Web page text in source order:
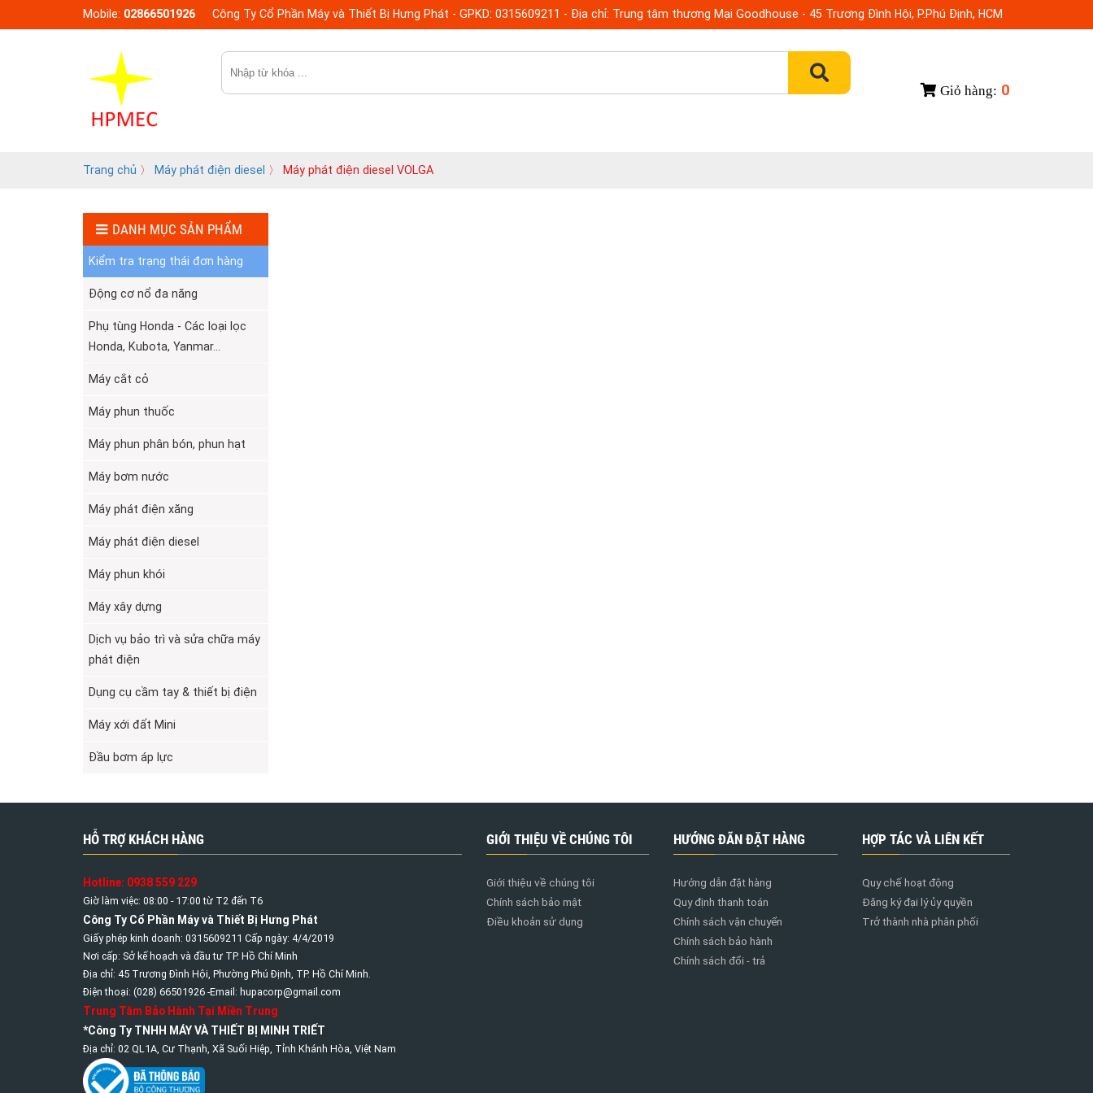
Mobile: 02866501926 Công Ty Cổ Phần Máy và Thiết Bị Hưng Phát - GPKD: 0315609211 - Địa chỉ: Trung tâm thương Mại Goodhouse - 45 Trương Đình Hội, P.Phú Định, HCM
0
Trang chủ 〉 Máy phát điện diesel 〉 Máy phát điện diesel VOLGA
DANH MỤC SẢN PHẨM
Kiểm tra trạng thái đơn hàng
Động cơ nổ đa năng
Phụ tùng Honda - Các loại lọc
Honda, Kubota, Yanmar...
Máy cắt cỏ
Máy phun thuốc
Máy phun phân bón, phun hạt
Máy bơm nước
Máy phát điện xăng
Máy phát điện diesel
Máy phun khói
Máy xây dựng
Dịch vụ bảo trì và sửa chữa máy
phát điện
Dụng cụ cầm tay & thiết bị điện
Máy xới đất Mini
Đầu bơm áp lực
HỖ TRỢ KHÁCH HÀNG
Hotline: 0938 559 229
Giờ làm việc: 08:00 - 17:00 từ T2 đến T6
Công Ty Cổ Phần Máy và Thiết Bị Hưng Phát
Giấy phép kinh doanh: 0315609211 Cấp ngày: 4/4/2019
Nơi cấp: Sở kế hoạch và đầu tư TP. Hồ Chí Minh
Địa chỉ: 45 Trương Đình Hội, Phường Phú Định, TP. Hồ Chí Minh.
Điện thoại: (028) 66501926 -Email: hupacorp@gmail.com
Trung Tâm Bảo Hành Tại Miền Trung
*Công Ty TNHH MÁY VÀ THIẾT BỊ MINH TRIẾT
Địa chỉ: 02 QL1A, Cư Thạnh, Xã Suối Hiệp, Tỉnh Khánh Hòa, Việt Nam
GIỚI THIỆU VỀ CHÚNG TÔI
Giới thiệu về chúng tôi
Chính sách bảo mật
Điều khoản sử dụng
HƯỚNG ĐÃN ĐẶT HÀNG
Hướng dẫn đặt hàng
Quy định thanh toán
Chính sách vận chuyển
Chính sách bảo hành
Chính sách đổi - trả
HỢP TÁC VÀ LIÊN KẾT
Quy chế hoạt động
Đăng ký đại lý ủy quyền
Trở thành nhà phân phối